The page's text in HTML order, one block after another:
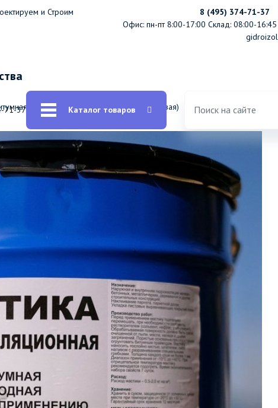
и Строим 8 (495) 374-71-37
Офис: пн-пт 8:00-17:00 Склад: 08:00-16:45
71-37 Каталог товаров
гидроизоляционная Оргкровля (готовая)